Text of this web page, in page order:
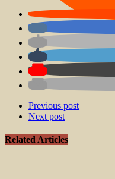
Previous post
Next post
Related Articles